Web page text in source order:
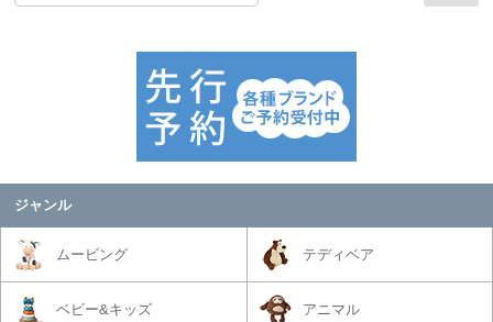
ジャンル
ムービング テディベア
ベビー&キッズ アニマル